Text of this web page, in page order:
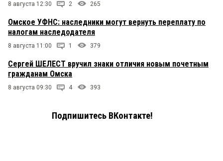
8 августа 12:30 2 265
Омское УФНС: наследники могут вернуть переплату по
налогам наследодателя
8 августа 11:00 1 379
Сергей ШЕЛЕСТ вручил знаки отличия новым почетным
гражданам Омска
8 августа 09:30 4 393
Подпишитесь ВКонтакте!